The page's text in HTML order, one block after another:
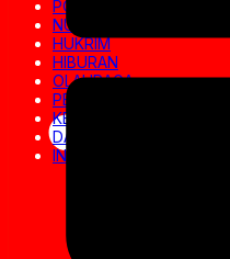
POLITIK
NUSANTARA
HUKRIM
HIBURAN
OLAHRAGA
PENDIDIKAN
KESEHATAN
DAERAH
INVESTIGASI